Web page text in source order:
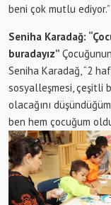
beni çok mutlu ediyor.”
Seniha Karadağ:
buradayız”
Seniha Karadağ, “2
sosyalleşmesi, çeşitli
olacağını
ben hem çocuğum